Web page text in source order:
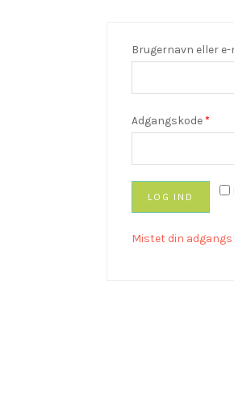
Brugernavn eller
Adgangskode*
LOG IND
Mistet din